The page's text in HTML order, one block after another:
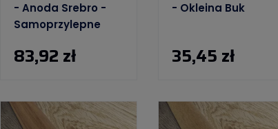
- Anoda Srebro -
Samoprzylepne
83,92 zł
- Okleina Buk
35,45 zł